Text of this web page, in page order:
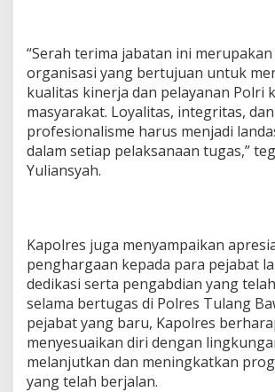
s
k
M
e
n
g
g
K
p
o
l
r
e
s
T
“Serah terima jabatan ini
organisasi yang bertujuan untuk
kualitas kinerja dan pelayanan Polri
masyarakat. Loyalitas, integritas, dan
profesionalisme harus menjadi
dalam setiap pelaksanaan tugas,”
Yuliansyah.
Kapolres juga menyampaikan
penghargaan kepada para pejabat
dedikasi serta pengabdian yang
selama bertugas di Polres Tulang
pejabat yang baru, Kapolres
menyesuaikan diri dengan
melanjutkan dan meningkatkan
yang telah berjalan.